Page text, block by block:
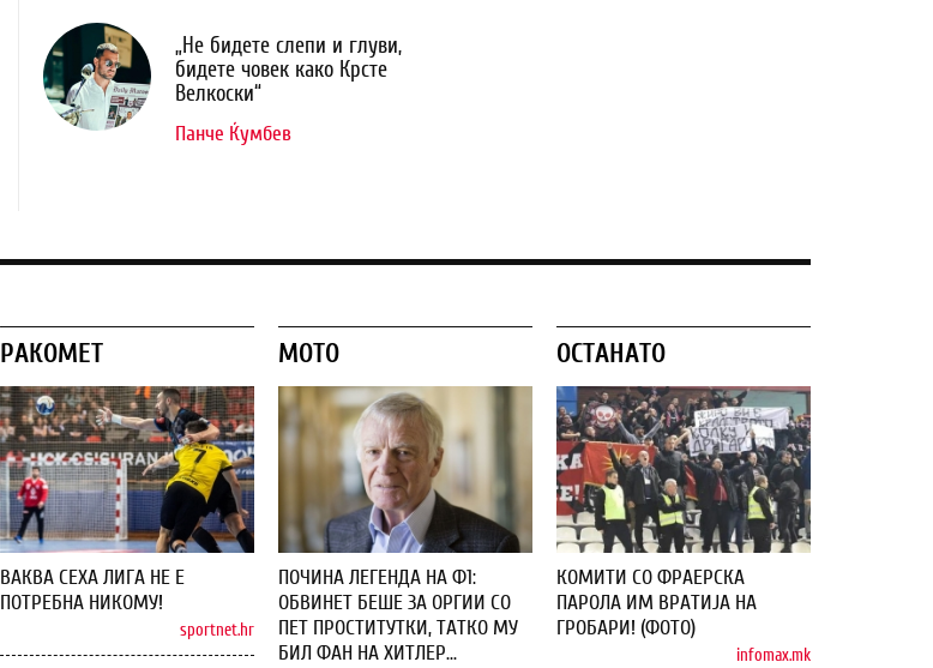
„Не бидете слепи и глуви,
бидете човек како Крсте
Велкоски“
Панче Ќумбев
РАКОМЕТ
ВАКВА СЕХА ЛИГА НЕ Е
ПОТРЕБНА НИКОМУ!
sportnet.hr
МОТО
ПОЧИНА ЛЕГЕНДА НА Ф1:
ОБВИНЕТ БЕШЕ ЗА ОРГИИ СО
ПЕТ ПРОСТИТУТКИ, ТАТКО МУ
БИЛ ФАН НА ХИТЛЕР...
ОСТАНАТО
КОМИТИ СО ФРАЕРСКА
ПАРОЛА ИМ ВРАТИЈА НА
ГРОБАРИ! (ФОТО)
infomax.mk